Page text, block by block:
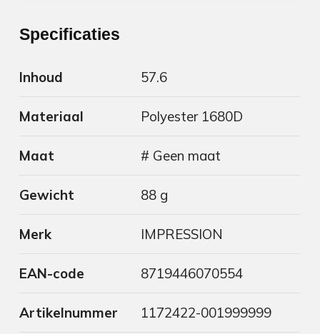
Specificaties
Inhoud 57.6
Materiaal Polyester 1680D
Maat # Geen maat
Gewicht 88 g
Merk IMPRESSION
EAN-code 8719446070554
Artikelnummer 1172422-001999999